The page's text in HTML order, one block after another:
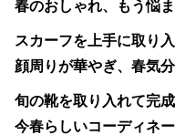
春のおしゃれ、もう悩ま
スカーフを上手に取り入
顔周りが華やぎ、春気分
旬の靴を取り入れて完成
今春らしいコーディネー